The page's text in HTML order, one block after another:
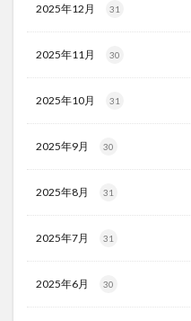
2025年12月 31
2025年11月 30
2025年10月 31
2025年9月 30
2025年8月 31
2025年7月 31
2025年6月 30